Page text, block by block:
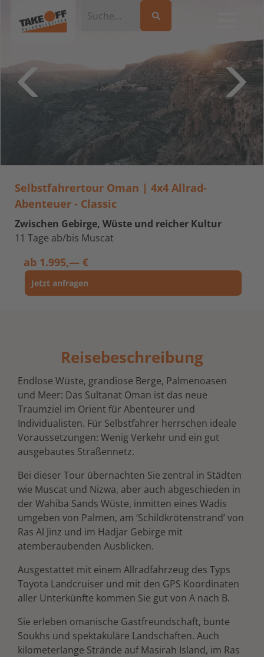
Selbstfahrertour Oman | 4x4 Allrad-
Abenteuer - Classic
Zwischen Gebirge, Wüste und reicher Kultur
11 Tage ab/bis Muscat
ab 1.995,— €
Jetzt anfragen
Reisebeschreibung
Endlose Wüste, grandiose Berge, Palmenoasen
und Meer: Das Sultanat Oman ist das neue
Traumziel im Orient für Abenteurer und
Individualisten. Für Selbstfahrer herrschen ideale
Voraussetzungen: Wenig Verkehr und ein gut
ausgebautes Straßennetz.
Bei dieser Tour übernachten Sie zentral in Städten
wie Muscat und Nizwa, aber auch abgeschieden in
der Wahiba Sands Wüste, inmitten eines Wadis
umgeben von Palmen, am ‘Schildkrötenstrand’ von
Ras Al Jinz und im Hadjar Gebirge mit
atemberaubenden Ausblicken.
Ausgestattet mit einem Allradfahrzeug des Typs
Toyota Landcruiser und mit den GPS Koordinaten
aller Unterkünfte kommen Sie gut von A nach B.
Sie erleben omanische Gastfreundschaft, bunte
Soukhs und spektakuläre Landschaften. Auch
kilometerlange Strände auf Masirah Island, im Ras